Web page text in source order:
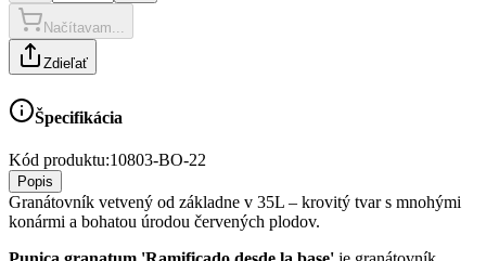
Načítavam...
Zdieľať
Špecifikácia
Kód produktu:10803-BO-22
Popis
Granátovník vetvený od základne v 35L – krovitý tvar s mnohými
konármi a bohatou úrodou červených plodov.